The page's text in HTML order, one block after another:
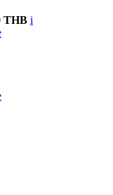
THB i